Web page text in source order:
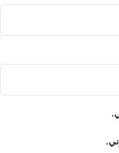
مهيكلة على
أطر الامتثال
والمملكة
وتزويد